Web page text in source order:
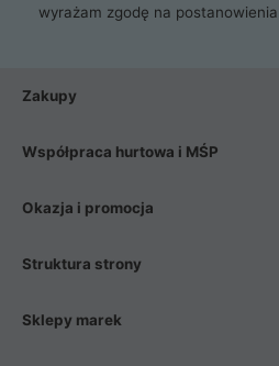
wyrażam zgodę na postanowienia
Zakupy
Współpraca hurtowa i MŚP
Okazja i promocja
Struktura strony
Sklepy marek